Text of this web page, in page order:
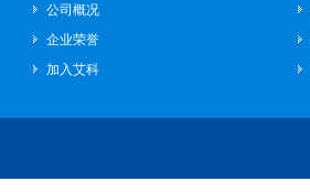
公司概况
企业荣誉
加入艾科